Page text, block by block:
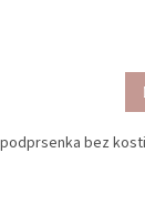
bez